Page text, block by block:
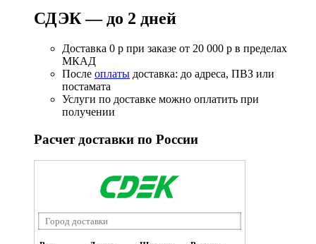
СДЭК — до 2 дней
Доставка 0 р при заказе от 20 000 р в пределах
МКАД
После оплаты доставка: до адреса, ПВЗ или
постамата
Услуги по доставке можно оплатить при
получении
Расчет доставки по России